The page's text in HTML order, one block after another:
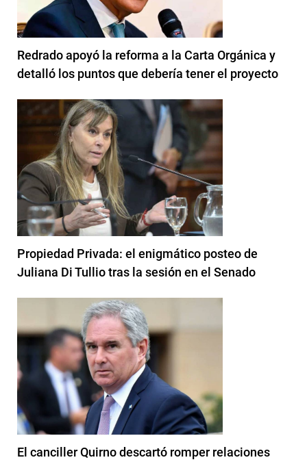
Redrado apoyó la reforma a la Carta Orgánica y
detalló los puntos que debería tener el proyecto
Propiedad Privada: el enigmático posteo de
Juliana Di Tullio tras la sesión en el Senado
El canciller Quirno descartó romper relaciones